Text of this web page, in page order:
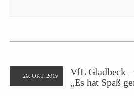
29. OKT. 2019
VfL Gladbeck
„Es hat Spaß